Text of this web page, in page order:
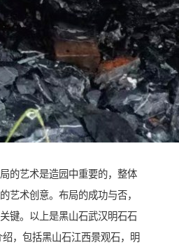
的艺术是造园中重要的，整体
艺术创意。布局的成功与否，
键。以上是黑山石武汉明石石
，包括黑山石江西景观石，明